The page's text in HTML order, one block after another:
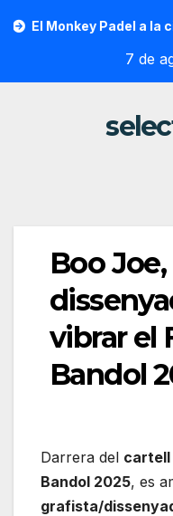
Monkey Padel a la cita
7 de
Boo Joe,
vibrar el
Bandol
Darrera del cartell
Bandol 2025, es
grafista/